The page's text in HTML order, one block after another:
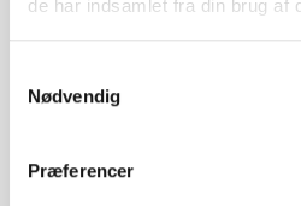
de har indsamlet fra din brug af
Nødvendig
Præferencer
Foretrukken dag*